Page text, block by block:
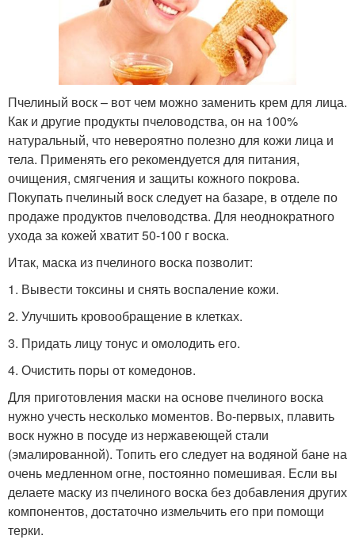
Пчелиный воск – вот чем можно заменить крем для лица.
Как и другие продукты пчеловодства, он на 100%
натуральный, что невероятно полезно для кожи лица и
тела. Применять его рекомендуется для питания,
очищения, смягчения и защиты кожного покрова.
Покупать пчелиный воск следует на базаре, в отделе по
продаже продуктов пчеловодства. Для неоднократного
ухода за кожей хватит 50-100 г воска.
Итак, маска из пчелиного воска позволит:
1. Вывести токсины и снять воспаление кожи.
2. Улучшить кровообращение в клетках.
3. Придать лицу тонус и омолодить его.
4. Очистить поры от комедонов.
Для приготовления маски на основе пчелиного воска
нужно учесть несколько моментов. Во-первых, плавить
воск нужно в посуде из нержавеющей стали
(эмалированной). Топить его следует на водяной бане на
очень медленном огне, постоянно помешивая. Если вы
делаете маску из пчелиного воска без добавления других
компонентов, достаточно измельчить его при помощи
терки.